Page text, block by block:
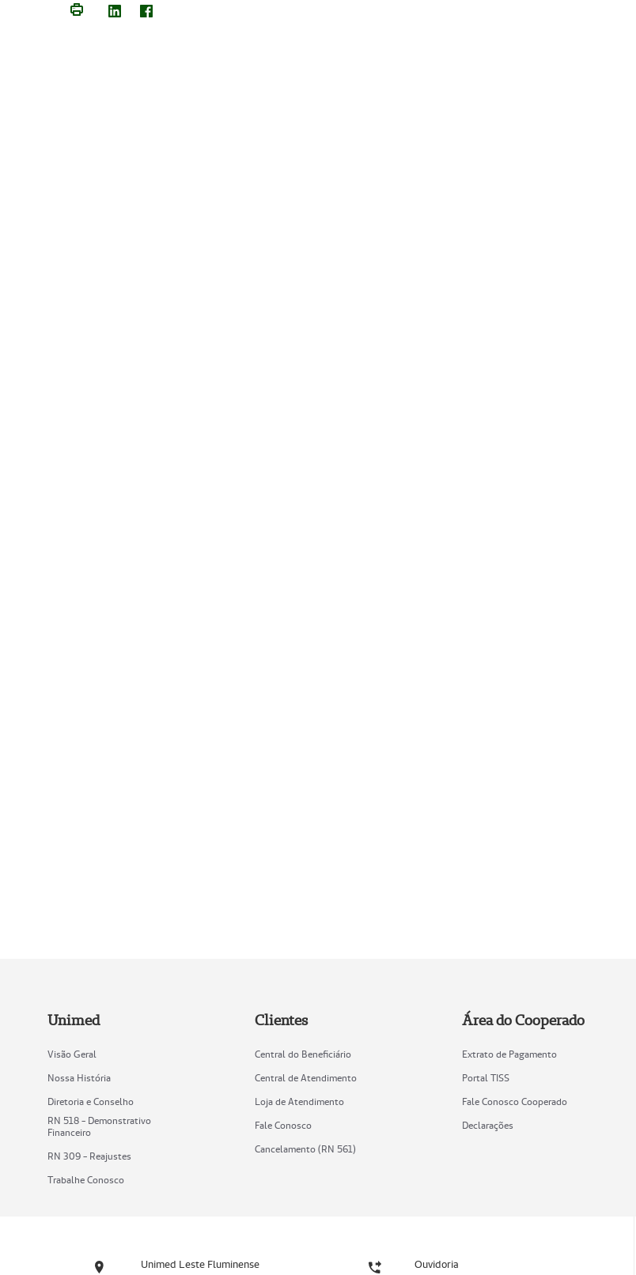
Unimed
Visão Geral
Nossa História
Diretoria e Conselho
RN 518 - Demonstrativo
Financeiro
RN 309 - Reajustes
Trabalhe Conosco
Clientes
Central do Beneficiário
Central de Atendimento
Loja de Atendimento
Fale Conosco
Cancelamento (RN 561)
Área do Cooperado
Extrato de Pagamento
Portal TISS
Fale Conosco Cooperado
Declarações
Unimed Leste Fluminense Ouvidoria